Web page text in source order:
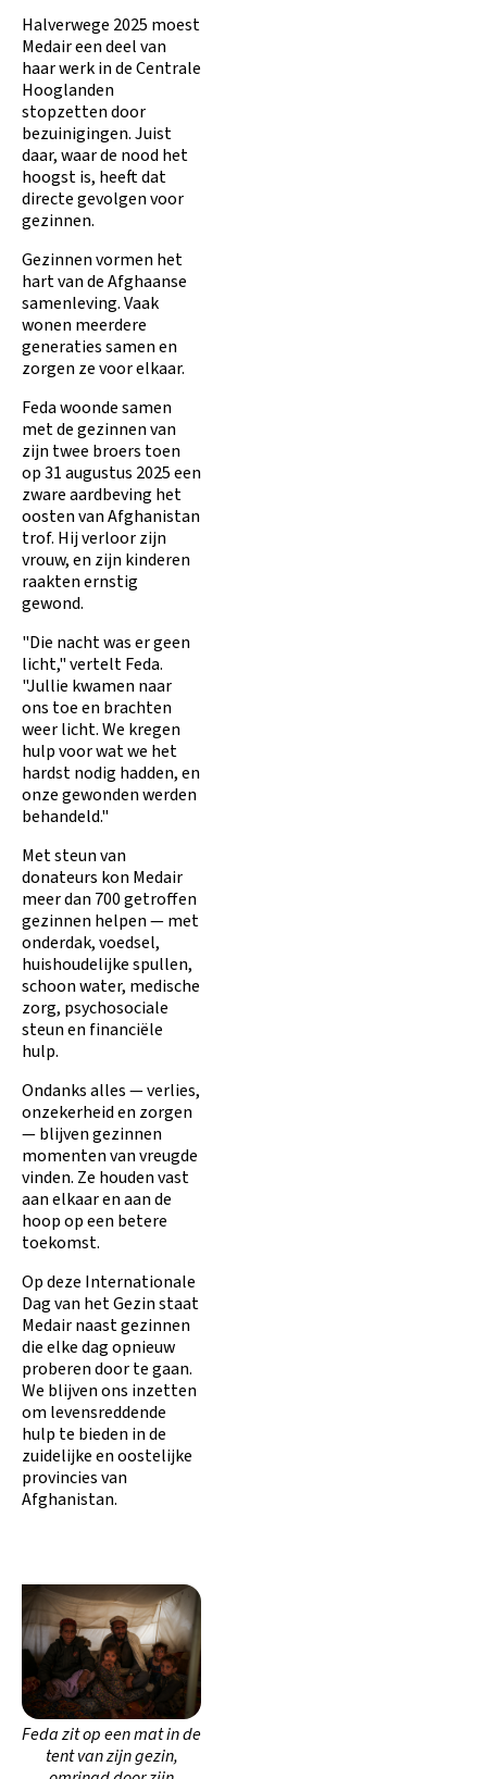
Halverwege 2025 moest
Medair een deel van
haar werk in de Centrale
Hooglanden
stopzetten door
bezuinigingen. Juist
daar, waar de nood het
hoogst is, heeft dat
directe gevolgen voor
gezinnen.
Gezinnen vormen het
hart van de Afghaanse
samenleving. Vaak
wonen meerdere
generaties samen en
zorgen ze voor elkaar.
Feda woonde samen
met de gezinnen van
zijn twee broers toen
op 31 augustus 2025 een
zware aardbeving het
oosten van Afghanistan
trof. Hij verloor zijn
vrouw, en zijn kinderen
raakten ernstig
gewond.
"Die nacht was er geen
licht," vertelt Feda.
"Jullie kwamen naar
ons toe en brachten
weer licht. We kregen
hulp voor wat we het
hardst nodig hadden, en
onze gewonden werden
behandeld."
Met steun van
donateurs kon Medair
meer dan 700 getroffen
gezinnen helpen — met
onderdak, voedsel,
huishoudelijke spullen,
schoon water, medische
zorg, psychosociale
steun en financiële
hulp.
Ondanks alles — verlies,
onzekerheid en zorgen
— blijven gezinnen
momenten van vreugde
vinden. Ze houden vast
aan elkaar en aan de
hoop op een betere
toekomst.
Op deze Internationale
Dag van het Gezin staat
Medair naast gezinnen
die elke dag opnieuw
proberen door te gaan.
We blijven ons inzetten
om levensreddende
hulp te bieden in de
zuidelijke en oostelijke
provincies van
Afghanistan.
Feda zit op een mat in de
tent van zijn gezin,